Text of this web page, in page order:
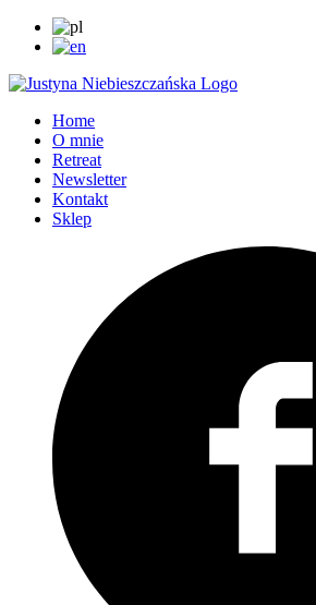
Home
O mnie
Retreat
Newsletter
Kontakt
Sklep